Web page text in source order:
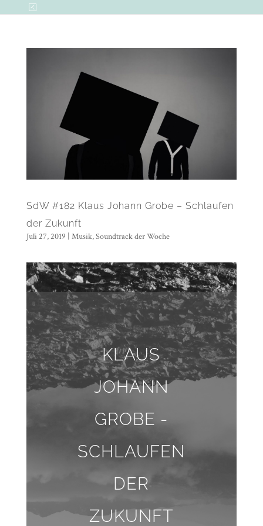
SdW #182 Klaus Johann Grobe – Schlaufen
der Zukunft
Juli 27, 2019 Musik,Soundtrack der Woche
KLAUS
JOHANN
GROBE -
SCHLAUFEN
DER
ZUKUNFT